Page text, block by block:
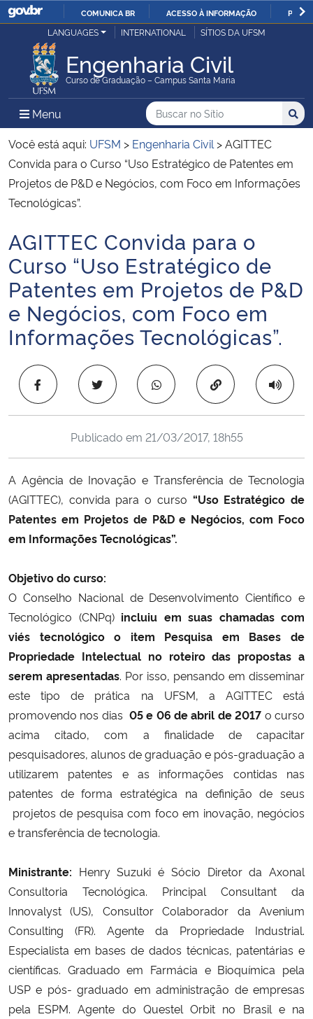
IR
O
COMUNICA BR ACESSO À INFORMAÇÃO
Ministério da Justiça e Segurança Pública
Ministério da Defesa
Ministério das Relações Exteriores
Ministério da Economia
Ministério da Infraestrutura
Ministério da Agricultura, Pecuária e Abastecimento
Ministério da Educação
Ministério da Cidadania
Ministério da Saúde
Ministério de Minas e Energia
Ministério da Ciência, Tecnologia, Inovações e Comunicações
Ministério do Meio Ambiente
Ministério do Desenvolvimento Regional
Controladoria-Geral da União
Ministério da Mulher, da Família e dos Direitos Humanos
Secretaria-Geral
Secretaria de Governo
Gabinete de Segurança Institucional
Advocacia-Geral da União
Banco Central do Brasil
LANGUAGES INTERNATIONAL SÍTIOS DA UFSM
Engenharia Civil
Curso de Graduação – Campus Santa Maria
Menu Menu Principal do Sítio
Busca
Buscar no no Sítio
Busca:
Você está aqui: UFSM > Engenharia Civil >AGITTEC
Convida para o Curso “Uso Estratégico de Patentes em
Projetos de P&D e Negócios, com Foco em Informações
Tecnológicas”.
Início do conteúdo
AGITTEC Convida para o
Curso “Uso Estratégico de
Patentes em Projetos de P&D
e Negócios, com Foco em
Informações Tecnológicas”.
Copiar para área
Publicado em 21/03/2017, 18h55
A Agência de Inovação e Transferência de Tecnologia
(AGITTEC), convida para o curso “Uso Estratégico de
Patentes em Projetos de P&D e Negócios, com Foco
em Informações Tecnológicas”.
Objetivo do curso:
O Conselho Nacional de Desenvolvimento Científico e
Tecnológico (CNPq)incluiu em suas chamadas com
viés tecnológico o item Pesquisa em Bases de
Propriedade Intelectual no roteiro das propostas a
serem apresentadas. Por isso, pensando em disseminar
este tipo de prática na UFSM, a AGITTEC está
promovendo nos dias 05 e 06 de abril de 2017 o curso
acima citado, com a finalidade de capacitar
pesquisadores, alunos de graduação e pós-graduação a
utilizarem patentes e as informações contidas nas
patentes de forma estratégica na definição de seus
projetos de pesquisa com foco em inovação, negócios
e transferência de tecnologia.
Ministrante: Henry Suzuki é Sócio Diretor da Axonal
Consultoria Tecnológica. Principal Consultant da
Innovalyst (US), Consultor Colaborador da Avenium
Consulting (FR). Agente da Propriedade Industrial.
Especialista em bases de dados técnicas, patentárias e
científicas. Graduado em Farmácia e Bioquímica pela
USP e pós- graduado em administração de empresas
pela ESPM. Agente do Questel Orbit no Brasil e na